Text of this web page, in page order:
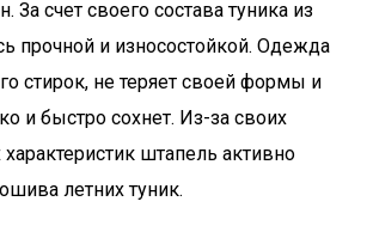
За счет своего состава туника из
прочной и износостойкой. Одежда
стирок, не теряет своей формы и
и быстро сохнет. Из-за своих
штапель активно
летних туник.